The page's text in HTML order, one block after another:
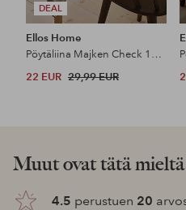
DEAL
Ellos Home
Pöytäliina Majken Check 145x145 cm
22 EUR 29,99 EUR
Muut ovat tätä mieltä
4.5 perustuen 20